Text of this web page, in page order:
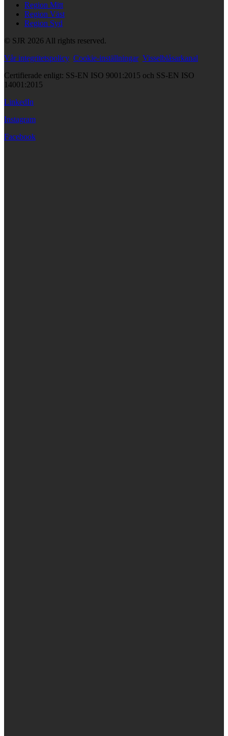
Region Mitt
Region Väst
Region Syd
© SJR 2026 All rights reserved.
Vår integritetspolicy Cookie-inställningar Visselblåsarkanal
Certifierade enligt: SS-EN ISO 9001:2015 och SS-EN ISO
14001:2015
LinkedIn
Instagram
Facebook